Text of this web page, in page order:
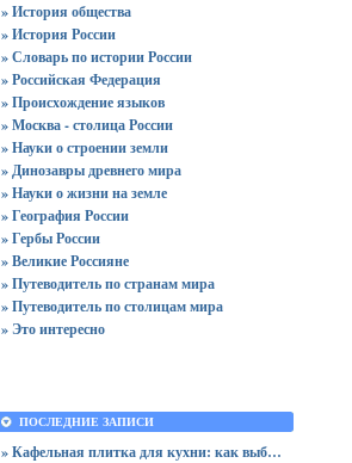
» История общества
» История России
» Словарь по истории России
» Российская Федерация
» Происхождение языков
» Москва - столица России
» Науки о строении земли
» Динозавры древнего мира
» Науки о жизни на земле
» География России
» Гербы России
» Великие Россияне
» Путеводитель по странам мира
» Путеводитель по столицам мира
» Это интересно
ПОСЛЕДНИЕ ЗАПИСИ
» Кафельная плитка для кухни: как выбрать практичную отделку